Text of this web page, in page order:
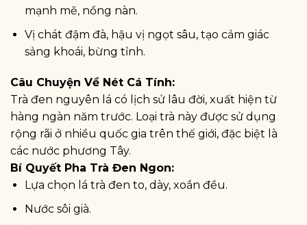
mạnh mẽ, nồng nàn.
Vị chát đậm đà, hậu vị ngọt sâu, tạo cảm giác
sảng khoái, bừng tỉnh.
Câu Chuyện Về Nét Cá Tính:
Trà đen nguyên lá có lịch sử lâu đời, xuất hiện từ
hàng ngàn năm trước. Loại trà này được sử dụng
rộng rãi ở nhiều quốc gia trên thế giới, đặc biệt là
các nước phương Tây.
Bí Quyết Pha Trà Đen Ngon:
Lựa chọn lá trà đen to, dày, xoắn đều.
Nước sôi già.